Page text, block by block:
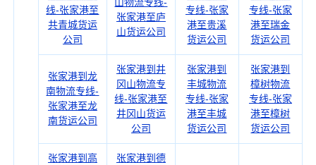
线-张家港至
共青城货运
公司
张家港至庐
山货运公司
专线-张家
港至贵溪
货运公司
专线-张家
港至瑞金
货运公司
张家港到龙
南物流专线-
张家港至龙
南货运公司
张家港到井
冈山物流专
线-张家港至
井冈山货运
公司
张家港到
丰城物流
专线-张家
港至丰城
货运公司
张家港到
樟树物流
专线-张家
港至樟树
货运公司
张家港到高
张家港到德